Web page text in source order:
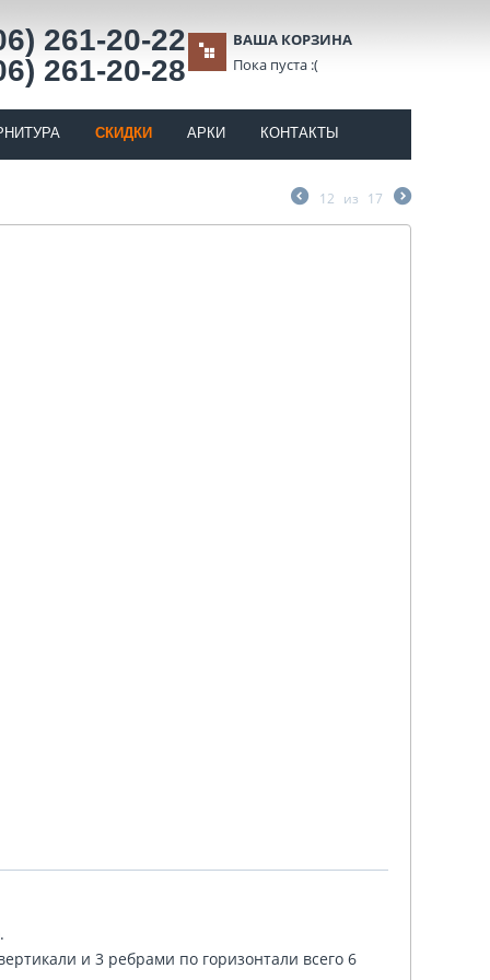
261-20-22
261-20-28
ВАША КОРЗИНА
Пока пуста :(
СКИДКИ АРКИ КОНТАКТЫ
12 из 17
и 3 ребрами по горизонтали всего 6